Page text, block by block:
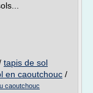
tapis de sol
en caoutchouc /
caoutchouc